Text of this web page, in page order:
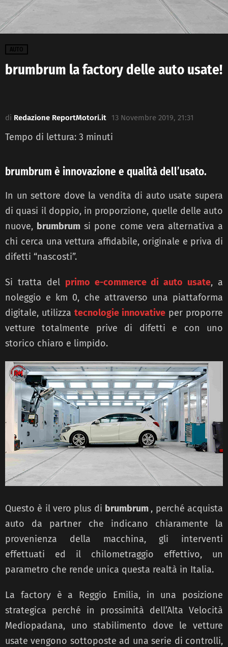
AUTO
brumbrum la factory delle auto usate!
di Redazione ReportMotori.it 13 Novembre 2019, 21:31
Tempo di lettura: 3 minuti
brumbrum è innovazione e qualità dell’usato.
In un settore dove la vendita di auto usate supera
di quasi il doppio, in proporzione, quelle delle auto
nuove, brumbrum si pone come vera alternativa a
chi cerca una vettura affidabile, originale e priva di
difetti “nascosti”.
Si tratta del primo e-commerce di auto usate, a
noleggio e km 0, che attraverso una piattaforma
digitale, utilizza tecnologie innovative per proporre
vetture totalmente prive di difetti e con uno
storico chiaro e limpido.
Questo è il vero plus di brumbrum , perché acquista
auto da partner che indicano chiaramente la
provenienza della macchina, gli interventi
effettuati ed il chilometraggio effettivo, un
parametro che rende unica questa realtà in Italia.
La factory è a Reggio Emilia, in una posizione
strategica perché in prossimità dell’Alta Velocità
Mediopadana, uno stabilimento dove le vetture
usate vengono sottoposte ad una serie di controlli,